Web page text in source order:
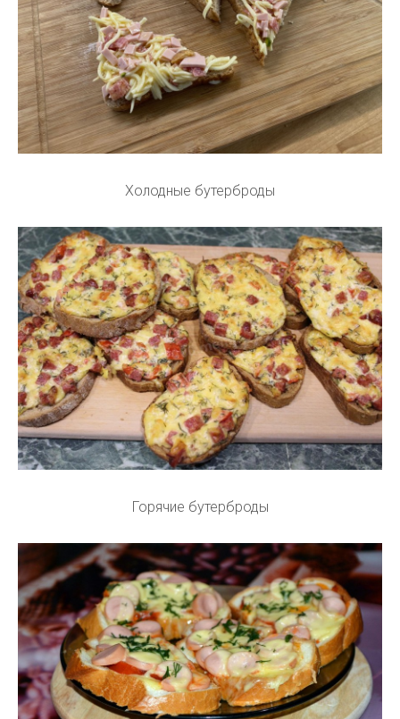
Холодные бутерброды
Горячие бутерброды